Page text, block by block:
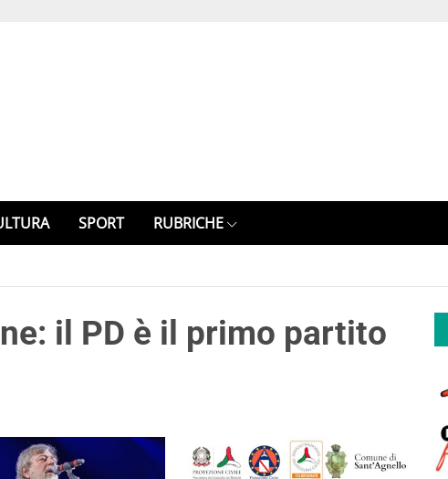
SPORT RUBRICHE
il PD è il primo partito